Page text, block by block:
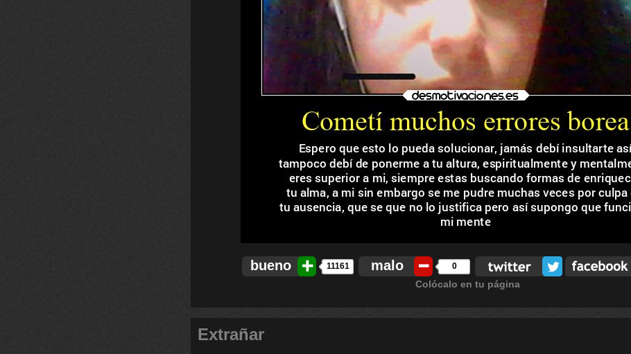
bueno 11161 malo 0
Colócalo en tu página
Extrañar